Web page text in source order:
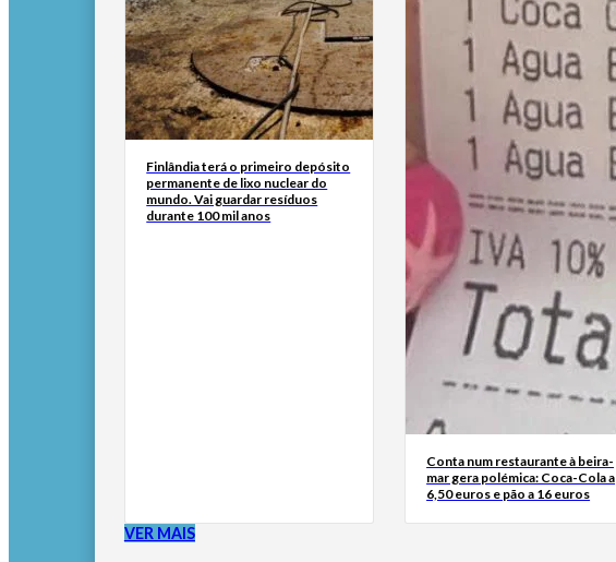
Finlândia terá o primeiro depósito
permanente de lixo nuclear do
mundo. Vai guardar resíduos
durante 100 mil anos
Conta num restaurante à beira-
mar gera polémica: Coca-Cola a
6,50 euros e pão a 16 euros
VER MAIS